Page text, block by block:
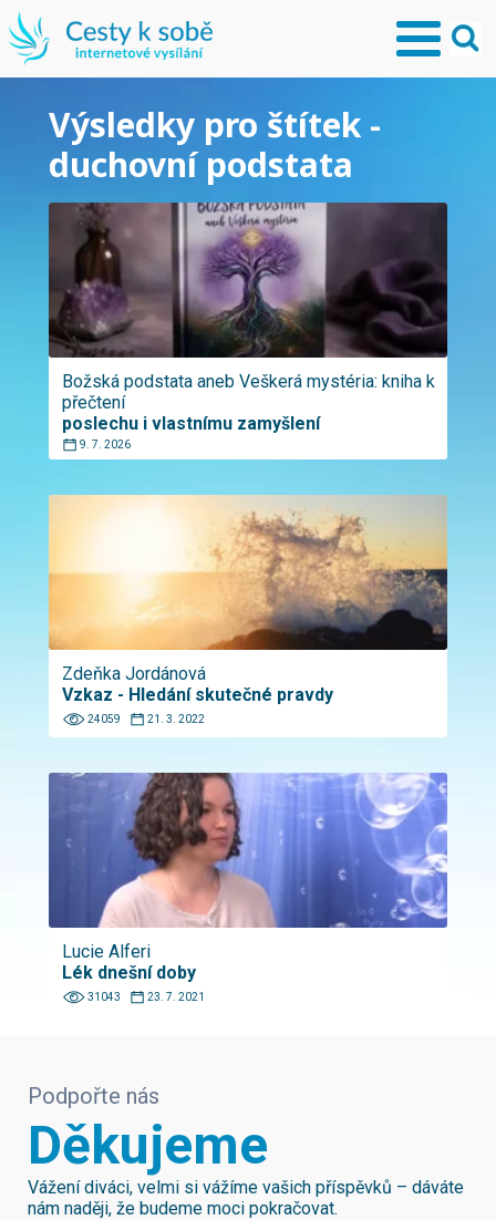
Výsledky pro štítek -
duchovní podstata
Božská podstata aneb Veškerá mystéria: kniha k
přečtení
poslechu i vlastnímu zamyšlení
9. 7. 2026
Zdeňka Jordánová
Vzkaz - Hledání skutečné pravdy
24059 21. 3. 2022
Lucie Alferi
Lék dnešní doby
31043 23. 7. 2021
Podpořte nás
Děkujeme
Vážení diváci, velmi si vážíme vašich příspěvků – dáváte
nám naději, že budeme moci pokračovat.